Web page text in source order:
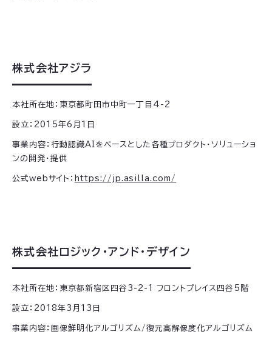
株式会社アジラ
本社所在地：東京都町田市中町一丁目4-2
設立：2015年6月1日
事業内容：行動認識AIをベースとした各種プロダクト・ソリューショ
ンの開発・提供
公式webサイト： https://jp.asilla.com/
株式会社ロジック・アンド・デザイン
本社所在地：東京都新宿区四谷3-2-1 フロントプレイス四谷5階
設立：2018年3月13日
事業内容：画像鮮明化アルゴリズム/復元高解像度化アルゴリズム